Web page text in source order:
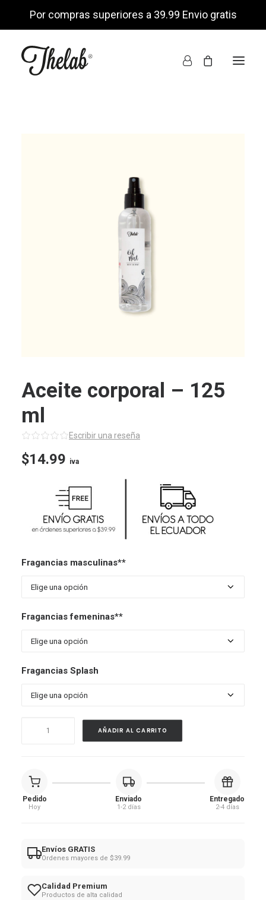
Por compras superiores a 39.99 Envio gratis
INICIO
Aceite corporal – 125
ml
Escribir una reseña
$14.99 iva
Fragancias masculinas**
Fragancias femeninas**
Fragancias Splash
cantidad
AÑADIR AL CARRITO
Pedido
Hoy
Enviado
1-2 días
Entregado
2-4 días
Envíos GRATIS
Ordenes mayores de $39.99
Calidad Premium
Productos de alta calidad